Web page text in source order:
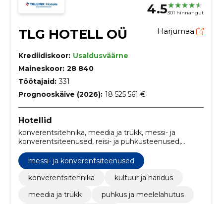
4.5301 hinnangut
TLG HOTELL OÜ Harjumaa
Krediidiskoor: Usaldusväärne
Maineskoor: 28 840
Töötajaid: 331
Prognooskäive (2026): 18 525 561 €
Hotellid
konverentsitehnika, meedia ja trükk, messi- ja
konverentsiteenused, reisi- ja puhkusteenused,
kaubandus, Hotellid, Konverentsiruumid
messi- ja konverentsiteenused
konverentsitehnika
kultuur ja haridus
meedia ja trükk
puhkus ja meelelahutus